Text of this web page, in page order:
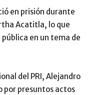
en prisión durante
Acatitla, lo que
en un tema de
del PRI, Alejandro
por presuntos actos